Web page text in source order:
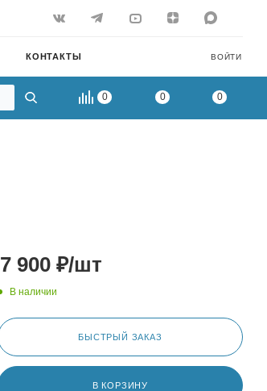
ВОЙТИ
КОНТАКТЫ
0 0 0
7 900 ₽/шт
В наличии
БЫСТРЫЙ ЗАКАЗ
В КОРЗИНУ